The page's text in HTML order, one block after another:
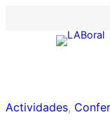
Actividades,